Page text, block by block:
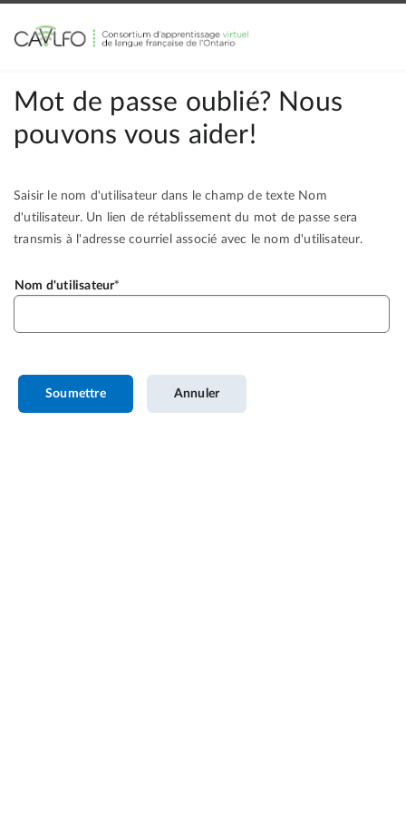
Mot de passe oublié? Nous
pouvons vous aider!
Saisir le nom d'utilisateur dans le champ de texte Nom
d'utilisateur. Un lien de rétablissement du mot de passe sera
transmis à l'adresse courriel associé avec le nom d'utilisateur.
Nom d'utilisateur
Soumettre Annuler